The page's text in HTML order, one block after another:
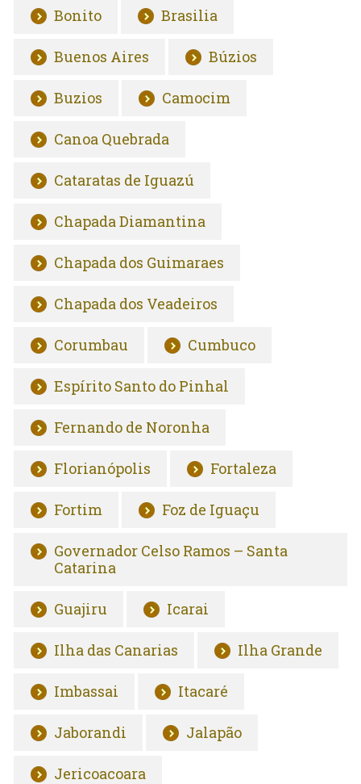
Bonito Brasilia
Buenos Aires Búzios
Buzios Camocim
Canoa Quebrada
Cataratas de Iguazú
Chapada Diamantina
Chapada dos Guimaraes
Chapada dos Veadeiros
Corumbau Cumbuco
Espírito Santo do Pinhal
Fernando de Noronha
Florianópolis Fortaleza
Fortim Foz de Iguaçu
Governador Celso Ramos – Santa
Catarina
Guajiru Icarai
Ilha das Canarias Ilha Grande
Imbassai Itacaré
Jaborandi Jalapão
Jericoacoara